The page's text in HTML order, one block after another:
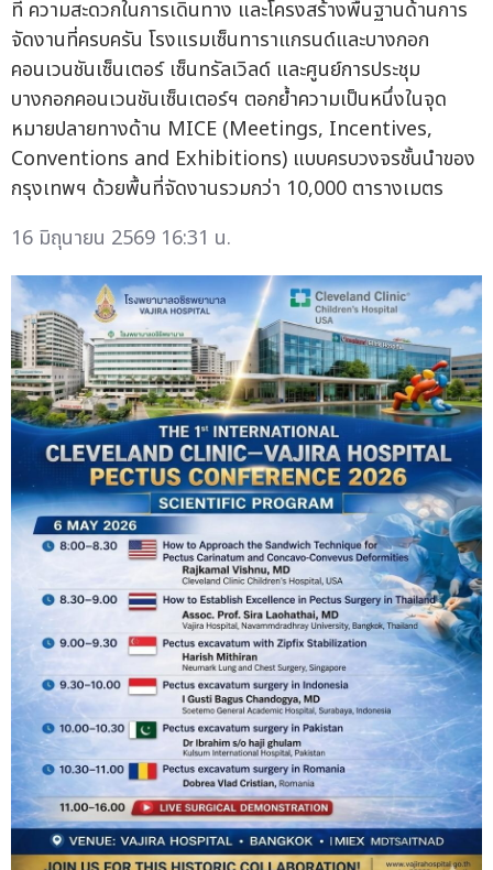
ที่ ความสะดวกในการเดินทาง และโครงสร้างพื้นฐานด้านการ
จัดงานที่ครบครัน โรงแรมเซ็นทาราแกรนด์และบางกอก
คอนเวนชันเซ็นเตอร์ เซ็นทรัลเวิลด์ และศูนย์การประชุม
บางกอกคอนเวนชันเซ็นเตอร์ฯ ตอกย้ำความเป็นหนึ่งในจุด
หมายปลายทางด้าน MICE (Meetings, Incentives,
Conventions and Exhibitions) แบบครบวงจรชั้นนำของ
กรุงเทพฯ ด้วยพื้นที่จัดงานรวมกว่า 10,000 ตารางเมตร
16 มิถุนายน 2569 16:31 น.